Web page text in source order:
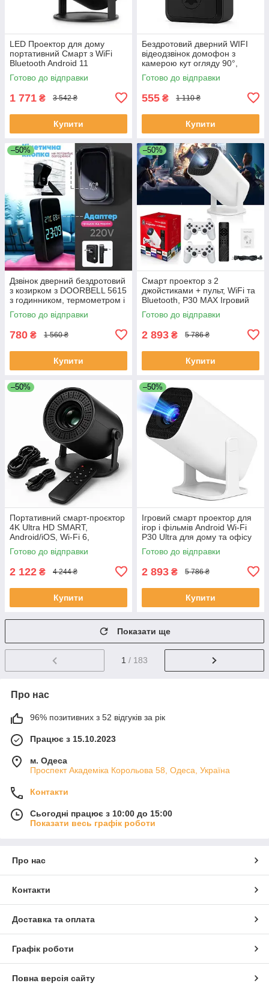
LED Проектор для дому
портативний Смарт з WiFi
Bluetooth Android 11
1280х720р Black LC-68
Готово до відправки
1 771 ₴ 3 542 ₴
Купити
Бездротовий дверний WIFI
відеодзвінок домофон з
камерою кут огляду 90°,
нічне бачення, мобільний
додаток FE-50
Готово до відправки
555 ₴ 1 110 ₴
Купити
–50%
Дзвінок дверний бездротовий
з козирком з DOORBELL 5615
з годинником, термометром і
показником вологості RA-32
Готово до відправки
780 ₴ 1 560 ₴
Купити
–50%
Смарт проектор з 2
джойстиками + пульт, WiFi та
Bluetooth, Р30 МАХ Ігровий
проектор для дому приставка
UX-20
Готово до відправки
2 893 ₴ 5 786 ₴
Купити
–50%
Портативний смарт-проєктор
4K Ultra HD SMART,
Android/iOS, Wi-Fi 6,
Bluetooth, HDMI, домашній
кінотеатр JU-56
Готово до відправки
2 122 ₴ 4 244 ₴
Купити
–50%
Ігровий смарт проектор для
ігор і фільмів Android Wi-Fi
P30 Ultra для дому та офісу
домашній кінотеатр SC-76
Готово до відправки
2 893 ₴ 5 786 ₴
Купити
Показати ще
1 / 183
Про нас
96% позитивних з 52 відгуків за рік
Працює з 15.10.2023
м. Одеса
Проспект Академіка Корольова 58, Одеса, Україна
Контакти
Сьогодні працює з 10:00 до 15:00
Показати весь графік роботи
Про нас
Контакти
Доставка та оплата
Графік роботи
Повна версія сайту